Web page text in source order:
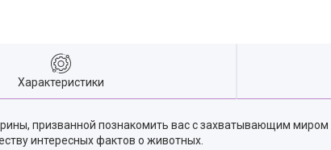
Характеристики
призванной познакомить вас с захватывающим
интересных фактов о животных.